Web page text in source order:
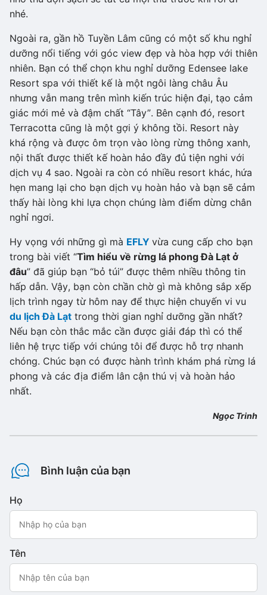
nhé.
Ngoài ra, gần hồ Tuyền Lâm cũng có một số khu nghỉ
dưỡng nổi tiếng với góc view đẹp và hòa hợp với thiên
nhiên. Bạn có thể chọn khu nghỉ dưỡng Edensee lake
Resort spa với thiết kế là một ngôi làng châu Âu
nhưng vẫn mang trên mình kiến trúc hiện đại, tạo cảm
giác mới mẻ và đậm chất “Tây”. Bên cạnh đó, resort
Terracotta cũng là một gợi ý không tồi. Resort này
khá rộng và được ôm trọn vào lòng rừng thông xanh,
nội thất được thiết kế hoàn hảo đầy đủ tiện nghi với
dịch vụ 4 sao. Ngoài ra còn có nhiều resort khác, hứa
hẹn mang lại cho bạn dịch vụ hoàn hảo và bạn sẽ cảm
thấy hài lòng khi lựa chọn chúng làm điểm dừng chân
nghỉ ngơi.
Hy vọng với những gì mà EFLY vừa cung cấp cho bạn
trong bài viết “Tìm hiểu về rừng lá phong Đà Lạt ở
đâu” đã giúp bạn “bỏ túi” được thêm nhiều thông tin
hấp dẫn. Vậy, bạn còn chần chờ gì mà không sắp xếp
lịch trình ngay từ hôm nay để thực hiện chuyến vi vu
du lịch Đà Lạt trong thời gian nghỉ dưỡng gần nhất?
Nếu bạn còn thắc mắc cần được giải đáp thì có thể
liên hệ trực tiếp với chúng tôi để được hỗ trợ nhanh
chóng. Chúc bạn có được hành trình khám phá rừng lá
phong và các địa điểm lân cận thú vị và hoàn hảo
nhất.
Ngọc Trinh
Bình luận của bạn
Họ
Tên